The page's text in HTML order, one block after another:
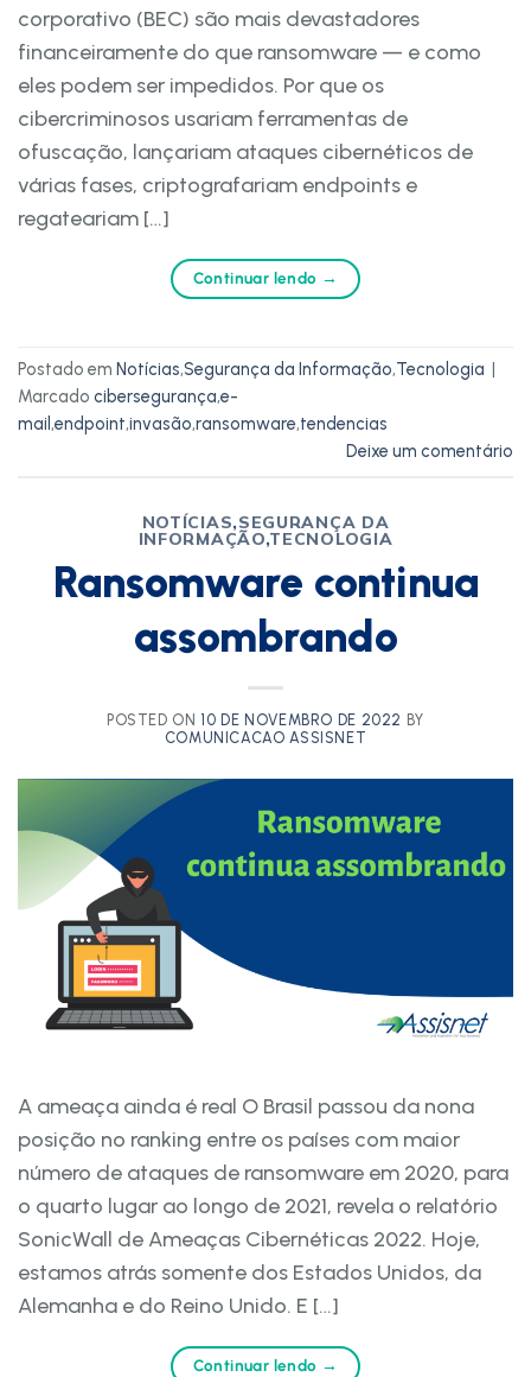
corporativo (BEC) são mais devastadores
financeiramente do que ransomware — e como
eles podem ser impedidos. Por que os
cibercriminosos usariam ferramentas de
ofuscação, lançariam ataques cibernéticos de
várias fases, criptografariam endpoints e
regateariam […]
Continuar lendo →
Postado em Notícias,Segurança da Informação,Tecnologia |
Marcado cibersegurança,e-
mail ,endpoint,invasão,ransomware,tendencias
Deixe um comentário
NOTÍCIAS,SEGURANÇA DA
INFORMAÇÃO,TECNOLOGIA
Ransomware continua
assombrando
POSTED ON 10 DE NOVEMBRO DE 2022 BY
COMUNICACAO ASSISNET
A ameaça ainda é real O Brasil passou da nona
posição no ranking entre os países com maior
número de ataques de ransomware em 2020, para
o quarto lugar ao longo de 2021, revela o relatório
SonicWall de Ameaças Cibernéticas 2022. Hoje,
estamos atrás somente dos Estados Unidos, da
Alemanha e do Reino Unido. E […]
Continuar lendo →